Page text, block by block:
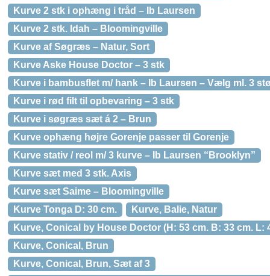
Kurve 2 stk i ophæng i tråd – Ib Laursen
Kurve 2 stk. Idah – Bloomingville
Kurve af Søgræs – Natur, Sort
Kurve Aske House Doctor – 3 stk
Kurve i bambusflet m/ hank – Ib Laursen – Vælg ml. 3
Kurve i rød filt til opbevaring – 3 stk
Kurve i søgræs sæt á 2 – Brun
Kurve ophæng højre Gorenje passer til Gorenje
Kurve stativ / reol m/ 3 kurve – Ib Laursen “Brooklyn”
Kurve sæt med 3 stk. Axis
Kurve sæt Saime – Bloomingville
Kurve Tonga D: 30 cm.
Kurve, Balie, Natur
Kurve, Conical by House Doctor (H: 53 cm. B: 33 cm. L:
Kurve, Conical, Brun
Kurve, Conical, Brun, Sæt af 3